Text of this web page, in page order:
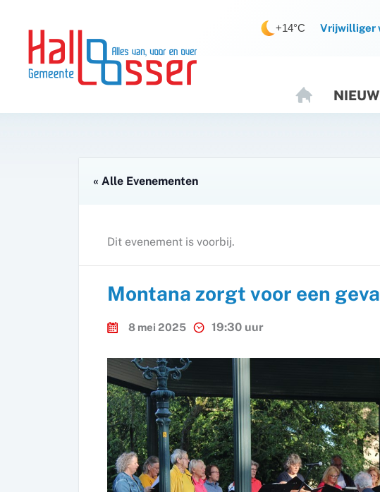
inhoud
inhoud
+14°C Vrijwilliger
O
M
« Alle Evenementen
Dit evenement is voorbij.
Montana zorgt voor een
8 mei 2025 19:30 uur